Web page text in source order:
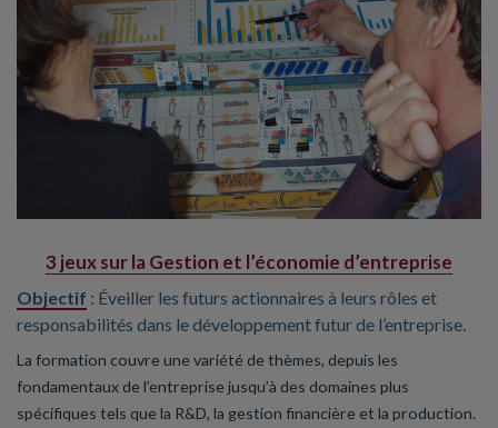
3 jeux sur la Gestion et l’économie d’entreprise
Objectif : Éveiller les futurs actionnaires à leurs rôles et
responsabilités dans le développement futur de l’entreprise.
La formation couvre une variété de thèmes, depuis les
fondamentaux de l’entreprise jusqu’à des domaines plus
spécifiques tels que la R&D, la gestion financière et la production.